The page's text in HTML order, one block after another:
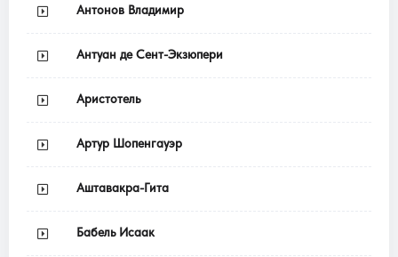
Антонов Владимир
Антуан де Сент-Экзюпери
Аристотель
Артур Шопенгауэр
Аштавакра-Гита
Бабель Исаак